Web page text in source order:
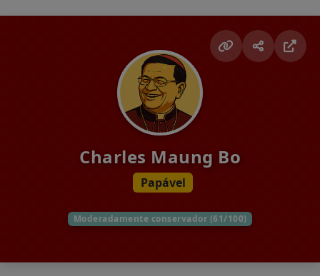
Charles Maung Bo
Papável
Moderadamente conservador (61/100)